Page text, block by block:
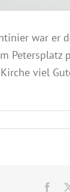
war er
Petersplatz
viel